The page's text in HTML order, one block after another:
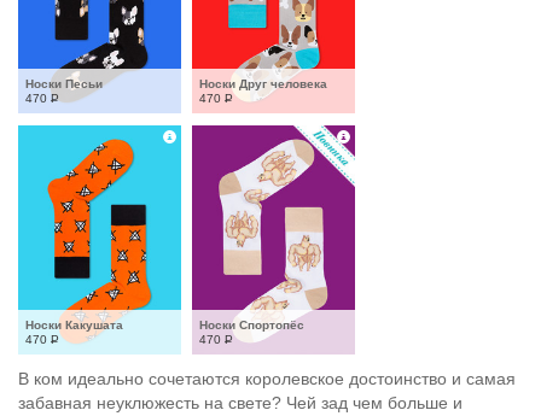
Носки Песьи
470 Р
Носки Друг человека
470 Р
Носки Какушата
470 Р
Носки Спортопёс
470 Р
В ком идеально сочетаются королевское достоинство и самая
забавная неуклюжесть на свете? Чей зад чем больше и